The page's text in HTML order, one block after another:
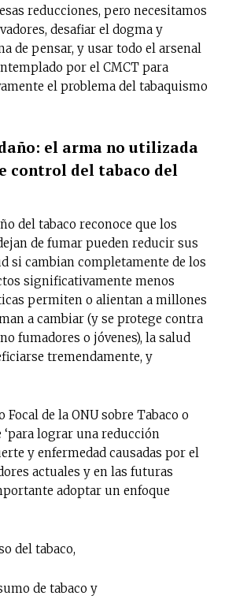
reducciones, pero necesitamos
desafiar el dogma y
de pensar, y usar todo el arsenal
por el CMCT para
el problema del tabaquismo
el arma no utilizada
control del tabaco del
del tabaco reconoce que los
de fumar pueden reducir sus
si cambian completamente de los
significativamente menos
permiten o alientan a millones
a cambiar (y se protege contra
fumadores o jóvenes), la salud
tremendamente, y
Focal de la ONU sobre Tabaco o
lograr una reducción
y enfermedad causadas por el
actuales y en las futuras
adoptar un enfoque
del tabaco,
de tabaco y